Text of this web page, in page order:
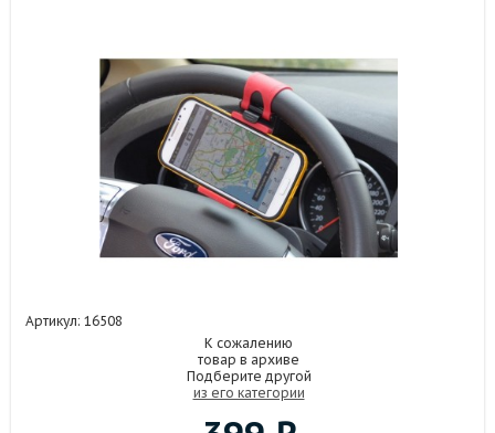
Артикул: 16508
К сожалению
товар в архиве
Подберите другой
из его категории